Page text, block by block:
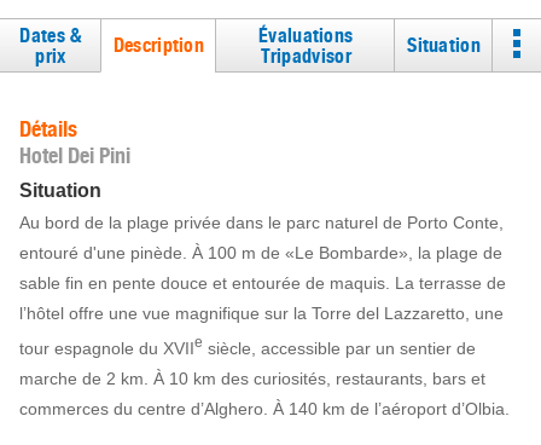
Dates &
prix
Description
Évaluations
Tripadvisor
Situation
Détails
Hotel Dei Pini
Situation
Au bord de la plage privée dans le parc naturel de Porto Conte,
entouré d'une pinède. À 100 m de «Le Bombarde», la plage de
sable fin en pente douce et entourée de maquis. La terrasse de
l’hôtel offre une vue magnifique sur la Torre del Lazzaretto, une
tour espagnole du XVIIe siècle, accessible par un sentier de
marche de 2 km. À 10 km des curiosités, restaurants, bars et
commerces du centre d’Alghero. À 140 km de l’aéroport d’Olbia.